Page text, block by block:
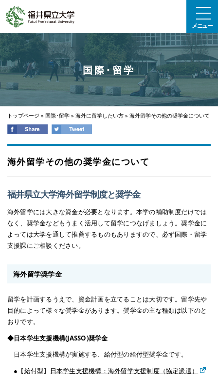
メニュー
国際･留学
トップページ » 国際･留学 » 海外に留学したい方 » 海外留学その他の奨学金について
海外留学その他の奨学金について
福井県立大学海外留学制度と奨学金
海外留学には大きな資金が必要となります。本学の補助制度だけでは
なく、奨学金などもうまく活用して留学につなげましょう。奨学金に
よっては大学を通して推薦するものもありますので、必ず国際・留学
支援課にご相談ください。
海外留学奨学金
留学を計画するうえで、資金計画を立てることは大切です。留学先や
目的によって様々な奨学金があります。奨学金の主な種類は以下のと
おりです。
◆日本学生支援機構(JASSO)奨学金
日本学生支援機構が実施する、給付型の給付型奨学金です。
●【給付型】
日本学生支援機構：海外留学支援制度（協定派遣）